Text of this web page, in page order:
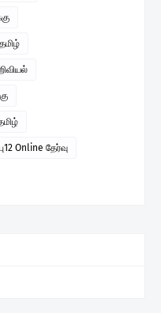
Online தேர்வு